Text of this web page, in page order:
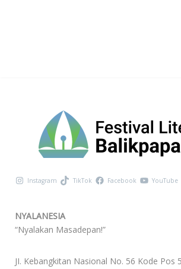
Instagram TikTok Facebook YouTube
NYALANESIA
“Nyalakan Masadepan!”
JI. Kebangkitan Nasional No. 56 Kode Pos